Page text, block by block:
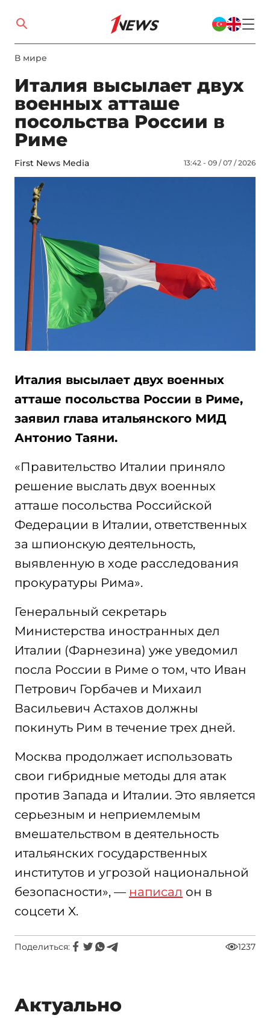
В мире
Италия высылает двух
военных атташе
посольства России в
Риме
First News Media 13:42 - 09 / 07 / 2026
Италия высылает двух военных
атташе посольства России в Риме,
заявил глава итальянского МИД
Антонио Таяни.
«Правительство Италии приняло
решение выслать двух военных
атташе посольства Российской
Федерации в Италии, ответственных
за шпионскую деятельность,
выявленную в ходе расследования
прокуратуры Рима».
Генеральный секретарь
Министерства иностранных дел
Италии (Фарнезина) уже уведомил
посла России в Риме о том, что Иван
Петрович Горбачев и Михаил
Васильевич Астахов должны
покинуть Рим в течение трех дней.
Москва продолжает использовать
свои гибридные методы для атак
против Запада и Италии. Это является
серьезным и неприемлемым
вмешательством в деятельность
итальянских государственных
институтов и угрозой национальной
безопасности», — написал он в
соцсети X.
Поделиться: 1237
Актуально